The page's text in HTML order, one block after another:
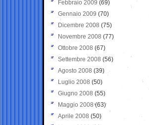
Febbraio 2009 (69)
Gennaio 2009 (70)
Dicembre 2008 (75)
Novembre 2008 (77)
Ottobre 2008 (67)
Settembre 2008 (56)
Agosto 2008 (39)
Luglio 2008 (50)
Giugno 2008 (55)
Maggio 2008(63)
Aprile 2008 (50)